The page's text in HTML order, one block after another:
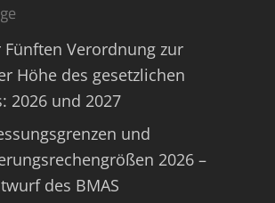
Verordnung zur
Höhe des gesetzlichen
2026 und 2027
und
2026 –
des BMAS